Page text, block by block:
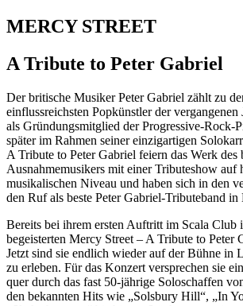
MERCY STREET
A Tribute to Peter Gabriel
Der britische Musiker Peter Gabriel zählt zu
einflussreichsten Popkünstler der vergangenen
als Gründungsmitglied der Progressive-Rock-
später im Rahmen seiner einzigartigen
A Tribute to Peter Gabriel feiern das Werk des
Ausnahmemusikers mit einer Tributeshow auf
musikalischen Niveau und haben sich in den
den Ruf als beste Peter Gabriel-Tributeband in
Bereits bei ihrem ersten Auftritt im Scala Club
begeisterten Mercy Street – A Tribute to Peter
Jetzt sind sie endlich wieder auf der Bühne in
zu erleben. Für das Konzert versprechen sie
quer durch das fast 50-jährige Soloschaffen
den bekannten Hits wie „Solsbury Hill“, „In